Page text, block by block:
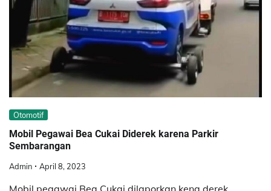
Otomotif
Mobil Pegawai Bea Cukai Diderek karena Parkir
Sembarangan
Admin April 8, 2023
Mobil pegawai Bea Cukai dilaporkan kena derek